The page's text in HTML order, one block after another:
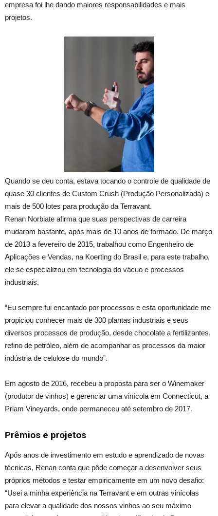
empresa foi lhe dando maiores responsabilidades e mais
projetos.
Quando se deu conta, estava tocando o controle de qualidade de
quase 30 clientes de Custom Crush (Produção Personalizada) e
mais de 500 lotes para produção da Terravant.
Renan Norbiate afirma que suas perspectivas de carreira
mudaram bastante, após mais de 10 anos de formado. De março
de 2013 a fevereiro de 2015, trabalhou como Engenheiro de
Aplicações e Vendas, na Koerting do Brasil e, para este trabalho,
ele se especializou em tecnologia do vácuo e processos
industriais.
“Eu sempre fui encantado por processos e esta oportunidade me
propiciou conhecer mais de 300 plantas industriais e seus
diversos processos de produção, desde chocolate a fertilizantes,
refino de petróleo, além de acompanhar os processos da maior
indústria de celulose do mundo”.
Em agosto de 2016, recebeu a proposta para ser o Winemaker
(produtor de vinhos) e gerenciar uma vinícola em Connecticut, a
Priam Vineyards, onde permaneceu até setembro de 2017.
Prêmios e projetos
Após anos de investimento em estudo e aprendizado de novas
técnicas, Renan conta que pôde começar a desenvolver seus
próprios métodos e testar empiricamente em um novo desafio:
“Usei a minha experiência na Terravant e em outras vinícolas
para elevar a qualidade dos nossos vinhos ao seu máximo